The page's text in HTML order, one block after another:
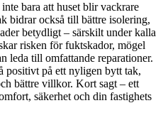
bara att huset blir vackrare
bidrar också till bättre isolering,
betydligt – särskilt under kalla
risken för fuktskador, mögel
leda till omfattande reparationer.
positivt på ett nyligen bytt tak,
bättre villkor. Kort sagt – ett
säkerhet och din fastighets